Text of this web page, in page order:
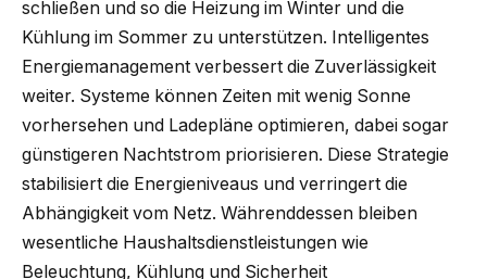
schließen und so die Heizung im Winter und die
Kühlung im Sommer zu unterstützen. Intelligentes
Energiemanagement verbessert die Zuverlässigkeit
weiter. Systeme können Zeiten mit wenig Sonne
vorhersehen und Ladepläne optimieren, dabei sogar
günstigeren Nachtstrom priorisieren. Diese Strategie
stabilisiert die Energieniveaus und verringert die
Abhängigkeit vom Netz. Währenddessen bleiben
wesentliche Haushaltsdienstleistungen wie
Beleuchtung, Kühlung und Sicherheit